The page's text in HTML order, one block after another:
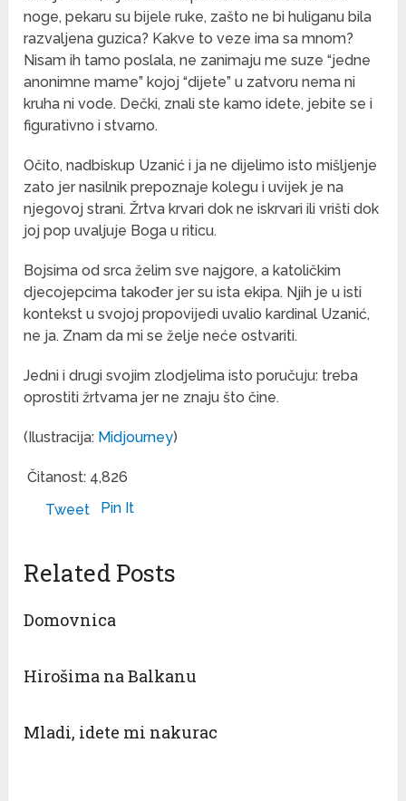
noge, pekaru su bijele ruke, zašto ne bi huliganu bila
razvaljena guzica? Kakve to veze ima sa mnom?
Nisam ih tamo poslala, ne zanimaju me suze “jedne
anonimne mame” kojoj “dijete” u zatvoru nema ni
kruha ni vode. Dečki, znali ste kamo idete, jebite se i
figurativno i stvarno.
Očito, nadbiskup Uzanić i ja ne dijelimo isto mišljenje
zato jer nasilnik prepoznaje kolegu i uvijek je na
njegovoj strani. Žrtva krvari dok ne iskrvari ili vrišti dok
joj pop uvaljuje Boga u riticu.
Bojsima od srca želim sve najgore, a katoličkim
djecojepcima također jer su ista ekipa. Njih je u isti
kontekst u svojoj propovijedi uvalio kardinal Uzanić,
ne ja. Znam da mi se želje neće ostvariti.
Jedni i drugi svojim zlodjelima isto poručuju: treba
oprostiti žrtvama jer ne znaju što čine.
(Ilustracija: Midjourney)
Čitanost: 4,826
Tweet
Pin It
Related Posts
Domovnica
Hirošima na Balkanu
Mladi, idete mi nakurac